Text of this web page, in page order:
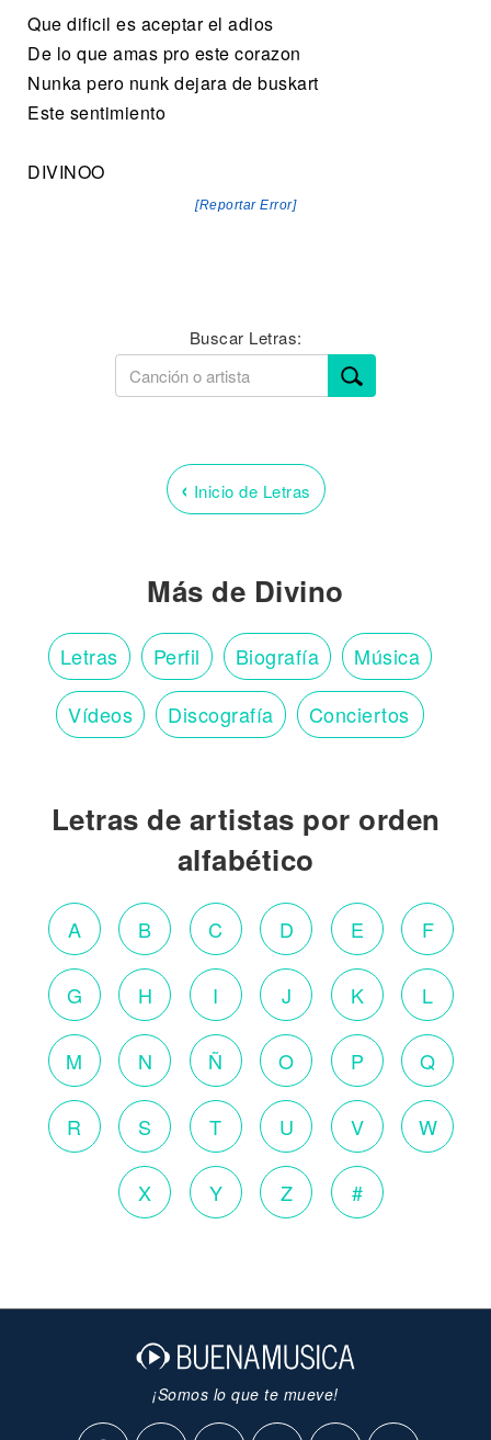
Que dificil es aceptar el adios
De lo que amas pro este corazon
Nunka pero nunk dejara de buskart
Este sentimiento
DIVINOO
[Reportar Error]
Buscar Letras:
‹ Inicio de Letras
Más de Divino
Letras Perfil Biografía Música
Vídeos Discografía Conciertos
Letras de artistas por orden
alfabético
A B C D E F
G H I J K L
M N Ñ O P Q
R S T U V W
X Y Z #
¡Somos lo que te mueve!